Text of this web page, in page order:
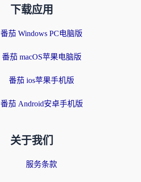
下载应用
番茄 Windows PC电脑版
番茄 macOS苹果电脑版
番茄 ios苹果手机版
番茄 Android安卓手机版
关于我们
服务条款